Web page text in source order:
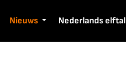
Nieuws Nederlands elftal